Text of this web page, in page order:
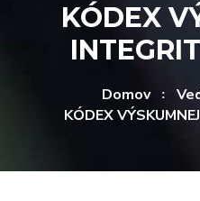
KÓDEX
Domov
KÓDEX